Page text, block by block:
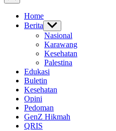
Home
Berita Show
sub
menu
Nasional
Karawang
Kesehatan
Palestina
Edukasi
Buletin
Kesehatan
Opini
Pedoman
GenZ Hikmah
QRIS